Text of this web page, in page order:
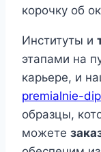
корочку об
Институты и
этапами на
карьере, и
premialnie-
образцы,
можете